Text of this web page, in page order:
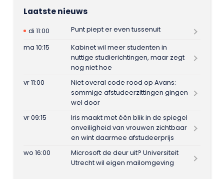
Laatste nieuws
di 11:00
Punt piept er even tussenuit
ma 10:15
Kabinet wil meer studenten in
nuttige studierichtingen, maar zegt
nog niet hoe
vr 11:00
Niet overal code rood op Avans:
sommige afstudeerzittingen gingen
wel door
vr 09:15
Iris maakt met één blik in de spiegel
onveiligheid van vrouwen zichtbaar
en wint daarmee afstudeerprijs
wo 16:00
Microsoft de deur uit? Universiteit
Utrecht wil eigen mailomgeving